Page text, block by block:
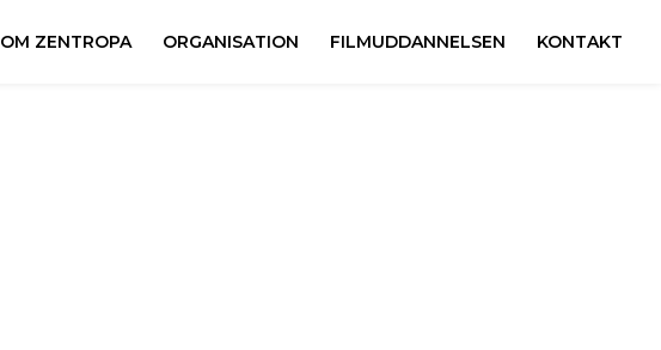
OM ZENTROPA ORGANISATION FILMUDDANNELSEN KONTAKT